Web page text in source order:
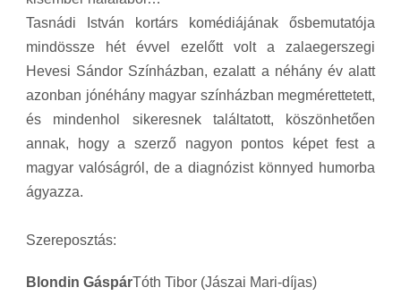
Tasnádi István kortárs komédiájának ősbemutatója
mindössze hét évvel ezelőtt volt a zalaegerszegi
Hevesi Sándor Színházban, ezalatt a néhány év alatt
azonban jónéhány magyar színházban megmérettetett,
és mindenhol sikeresnek találtatott, köszönhetően
annak, hogy a szerző nagyon pontos képet fest a
magyar valóságról, de a diagnózist könnyed humorba
ágyazza.
Szereposztás:
Blondin GáspárTóth Tibor (Jászai Mari-díjas)